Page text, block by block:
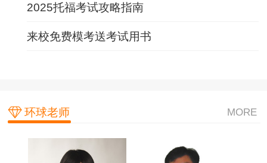
2025托福考试攻略指南
来校免费模考送考试用书
环球老师 MORE